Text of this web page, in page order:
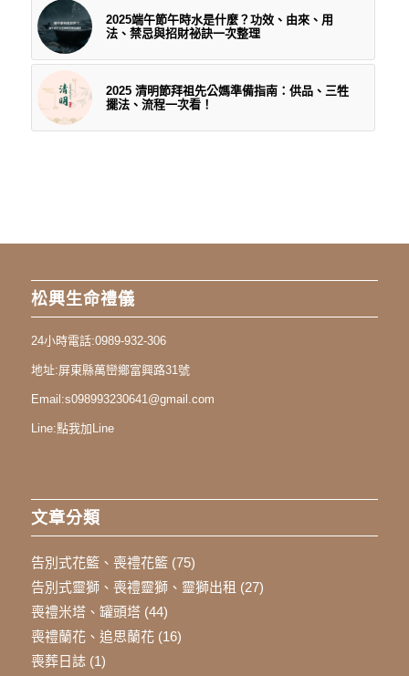
2025端午節午時水是什麼？功效、由來、用
法、禁忌與招財祕訣一次整理
2025 清明節拜祖先公媽準備指南：供品、三牲
擺法、流程一次看！
松興生命禮儀
24小時電話:0989-932-306
地址:屏東縣萬巒鄉富興路31號
Email:s098993230641@gmail.com
Line:點我加Line
文章分類
告別式花籃、喪禮花籃(75)
告別式靈獅、喪禮靈獅、靈獅出租 (27)
喪禮米塔、罐頭塔(44)
喪禮蘭花、追思蘭花(16)
喪葬日誌(1)